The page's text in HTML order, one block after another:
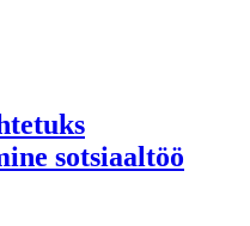
sotsiaaltöö